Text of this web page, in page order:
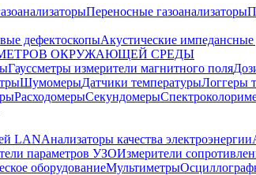
Переносные газоанализаторы
дефектоскопыАкустические
ОКРУЖАЮЩЕЙ СРЕДЫ
Гауссметры измерители магнитного поля
ШумомерыДатчики температурыЛоггеры
РасходомерыСекундомеры
LANАнализаторы качества электроэнергии
параметров УЗОИзмерители
оборудованиеМультиметры